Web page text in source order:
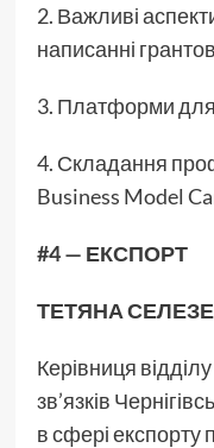
2. Важливі
написанні
3. Платформи для
4. Складання
Business Model
#4 — ЕКСПОРТ
ТЕТЯНА
Керівниця
зв’язків
в сфері експорту